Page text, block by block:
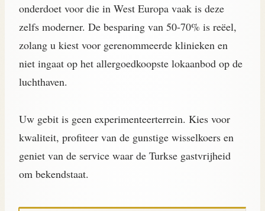
onderdoet voor die in West Europa vaak is deze
zelfs moderner. De besparing van 50-70% is reëel,
zolang u kiest voor gerenommeerde klinieken en
niet ingaat op het allergoedkoopste lokaanbod op de
luchthaven.
Uw gebit is geen experimenteerterrein. Kies voor
kwaliteit, profiteer van de gunstige wisselkoers en
geniet van de service waar de Turkse gastvrijheid
om bekendstaat.